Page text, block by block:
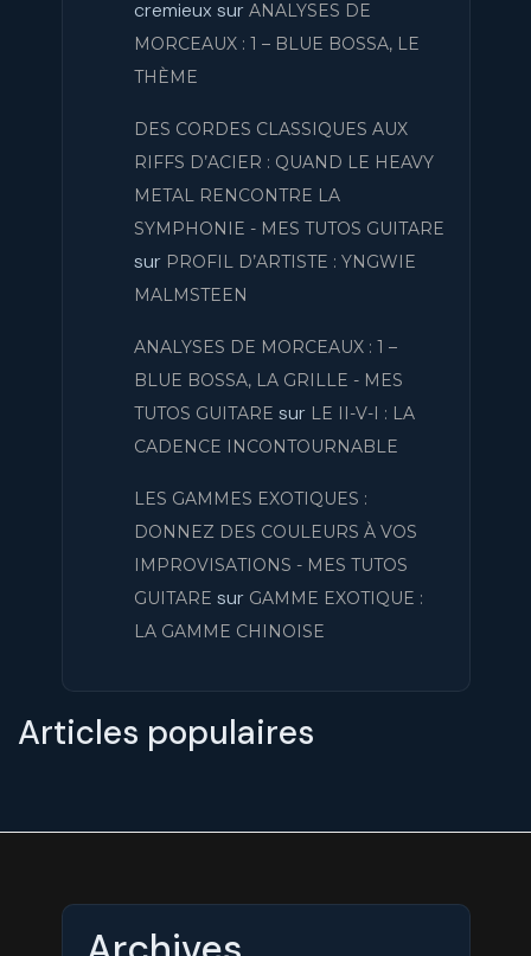
cremieux sur ANALYSES DE
MORCEAUX : 1 – BLUE BOSSA, LE
THÈME
DES CORDES CLASSIQUES AUX
RIFFS D’ACIER : QUAND LE HEAVY
METAL RENCONTRE LA
SYMPHONIE - MES TUTOS GUITARE
sur PROFIL D’ARTISTE : YNGWIE
MALMSTEEN
ANALYSES DE MORCEAUX : 1 –
BLUE BOSSA, LA GRILLE - MES
TUTOS GUITARE sur LE II-V-I : LA
CADENCE INCONTOURNABLE
LES GAMMES EXOTIQUES :
DONNEZ DES COULEURS À VOS
IMPROVISATIONS - MES TUTOS
GUITARE sur GAMME EXOTIQUE :
LA GAMME CHINOISE
Articles populaires